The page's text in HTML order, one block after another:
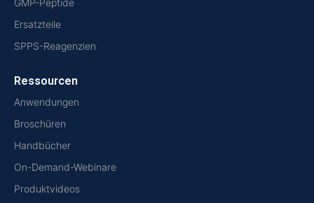
GMP-Peptide
Ersatzteile
SPPS-Reagenzien
Ressourcen
Anwendungen
Broschüren
Handbücher
On-Demand-Webinare
Produktvideos